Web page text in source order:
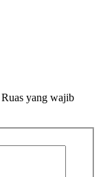
Ruas yang wajib